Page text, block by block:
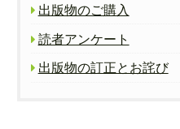
出版物のご購入
読者アンケート
出版物の訂正とお詫び